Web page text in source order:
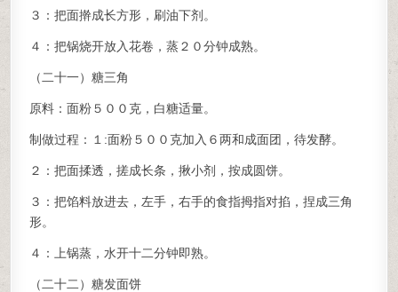
３：把面擀成长方形，刷油下剂。
４：把锅烧开放入花卷，蒸２０分钟成熟。
（二十一）糖三角
原料：面粉５００克，白糖适量。
制做过程：１:面粉５００克加入６两和成面团，待发酵。
２：把面揉透，搓成长条，揪小剂，按成圆饼。
３：把馅料放进去，左手，右手的食指拇指对掐，捏成三角
形。
４：上锅蒸，水开十二分钟即熟。
（二十二）糖发面饼